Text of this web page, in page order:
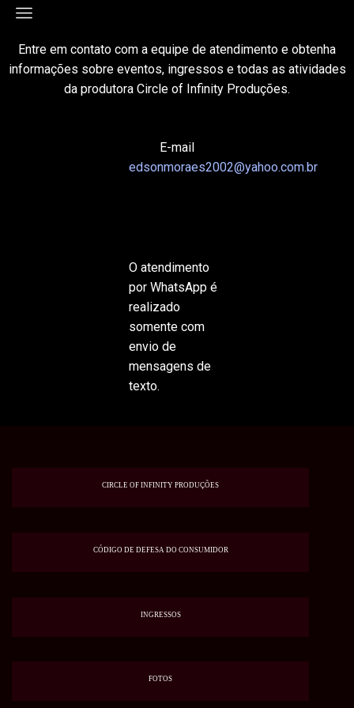
Entre em contato com a equipe de atendimento e obtenha
informações sobre eventos, ingressos e todas as atividades
da produtora Circle of Infinity Produções.
E-mail
edsonmoraes2002@yahoo.com.br
O atendimento
por WhatsApp é
realizado
somente com
envio de
mensagens de
texto.
CIRCLE OF INFINITY PRODUÇÕES
CÓDIGO DE DEFESA DO CONSUMIDOR
INGRESSOS
FOTOS